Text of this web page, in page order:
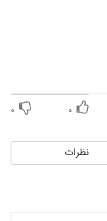
۰ ۰
نظرات